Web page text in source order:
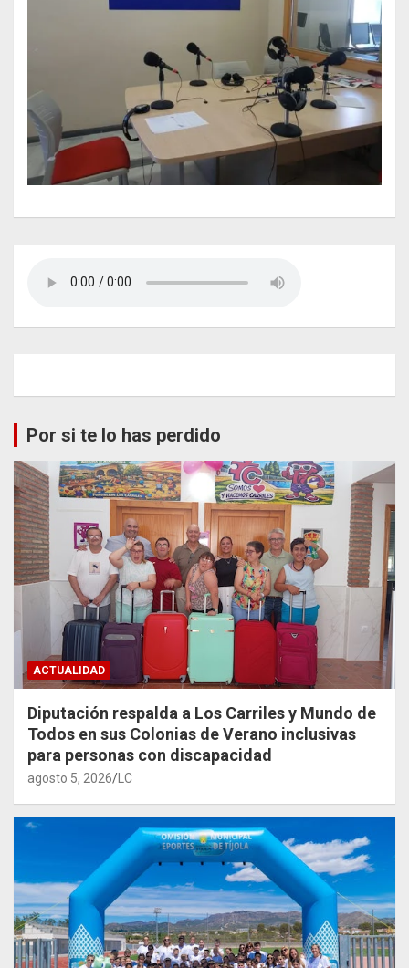
Por si te lo has perdido
ACTUALIDAD
Diputación respalda a Los Carriles y Mundo de
Todos en sus Colonias de Verano inclusivas
para personas con discapacidad
agosto 5, 2026 LC